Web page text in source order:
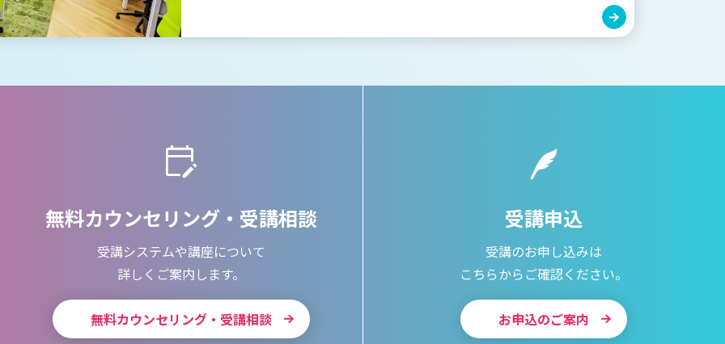
無料カウンセリング・受講相談
受講システムや講座について
詳しくご案内します。
無料カウンセリング・受講相談
受講申込
受講のお申し込みは
こちらからご確認ください。
お申込のご案内